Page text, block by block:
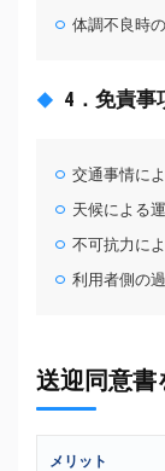
体調不良時
4．免責事
交通事情に
天候による
不可抗力に
利用者側の
送迎同意書
メリット